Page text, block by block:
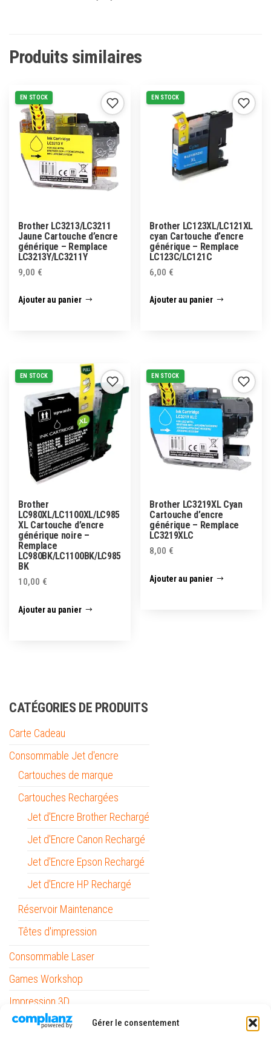
Gérer le consentement
Produits similaires
EN STOCK
Brother LC3213/LC3211
Jaune Cartouche d’encre
générique – Remplace
LC3213Y/LC3211Y
9,00 €
Ajouter au panier
EN STOCK
Brother LC123XL/LC121XL
cyan Cartouche d’encre
générique – Remplace
LC123C/LC121C
6,00 €
Ajouter au panier
EN STOCK
Brother
LC980XL/LC1100XL/LC985
XL Cartouche d’encre
générique noire –
Remplace
LC980BK/LC1100BK/LC985
BK
10,00 €
Ajouter au panier
EN STOCK
Brother LC3219XL Cyan
Cartouche d’encre
générique – Remplace
LC3219XLC
8,00 €
Ajouter au panier
CATÉGORIES DE PRODUITS
Carte Cadeau
Consommable Jet d'encre
Cartouches de marque
Cartouches Rechargées
Jet d'Encre Brother Rechargé
Jet d'Encre Canon Rechargé
Jet d'Encre Epson Rechargé
Jet d'Encre HP Rechargé
Réservoir Maintenance
Têtes d'impression
Consommable Laser
Games Workshop
Impression 3D
Informatique